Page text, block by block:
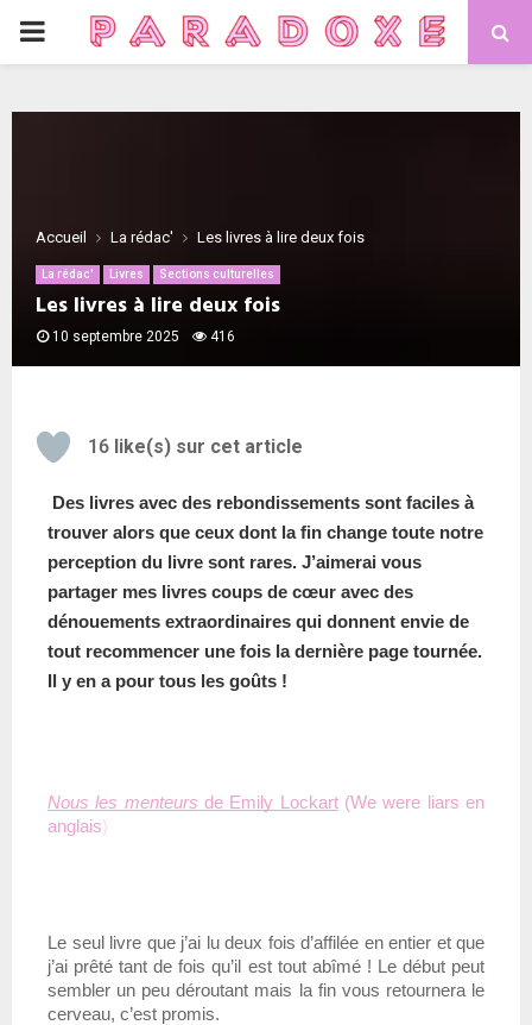
Accueil La rédac' Les livres à lire deux fois
La rédac' Livres Sections culturelles
Les livres à lire deux fois
10 septembre 2025 416
16 like(s) sur cet article
Des livres avec des rebondissements sont faciles à
trouver alors que ceux dont la fin change toute notre
perception du livre sont rares. J’aimerai vous
partager mes livres coups de cœur avec des
dénouements extraordinaires qui donnent envie de
tout recommencer une fois la dernière page tournée.
Il y en a pour tous les goûts !
Nous les menteurs de Emily Lockart (We were liars en
anglais)
Le seul livre que j’ai lu deux fois d’affilée en entier et que
j’ai prêté tant de fois qu’il est tout abîmé ! Le début peut
sembler un peu déroutant mais la fin vous retournera le
cerveau, c’est promis.